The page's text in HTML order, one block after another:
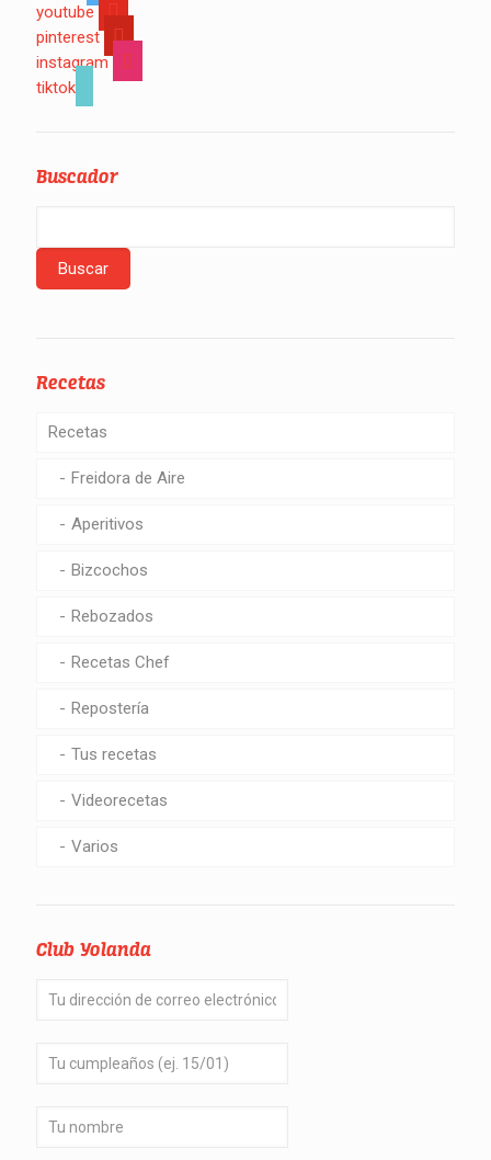
youtube
pinterest
instagram
tiktok
Buscador
Recetas
Recetas
Freidora de Aire
Aperitivos
Bizcochos
Rebozados
Recetas Chef
Repostería
Tus recetas
Videorecetas
Varios
Club Yolanda